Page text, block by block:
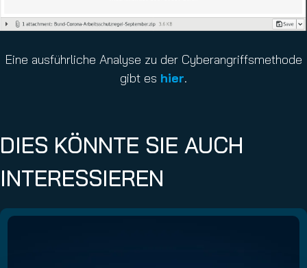
Eine ausführliche Analyse zu der Cyberangriffsmethode
gibt es hier.
DIES KÖNNTE SIE AUCH
INTERESSIEREN